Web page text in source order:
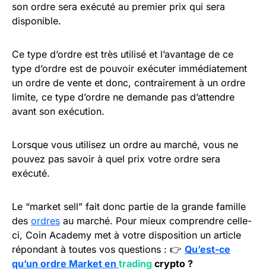
son ordre sera exécuté au premier prix qui sera
disponible.
Ce type d’ordre est très utilisé et l’avantage de ce
type d’ordre est de pouvoir exécuter immédiatement
un ordre de vente et donc, contrairement à un ordre
limite, ce type d’ordre ne demande pas d’attendre
avant son exécution.
Lorsque vous utilisez un ordre au marché, vous ne
pouvez pas savoir à quel prix votre ordre sera
exécuté.
Le “market sell” fait donc partie de la grande famille
des ordres au marché. Pour mieux comprendre celle-
ci, Coin Academy met à votre disposition un article
répondant à toutes vos questions : 👉 Qu’est-ce
qu’un ordre Market en trading crypto ?